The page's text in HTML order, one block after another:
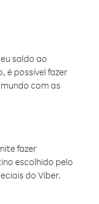
saldo ao
é possível fazer
com as
fazer
escolhido pelo
do Viber.